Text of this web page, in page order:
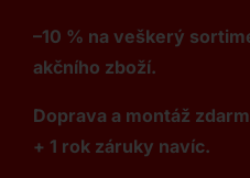
–10 % na veškerý
akčního zboží.
Doprava a montáž
+ 1 rok záruky navíc.